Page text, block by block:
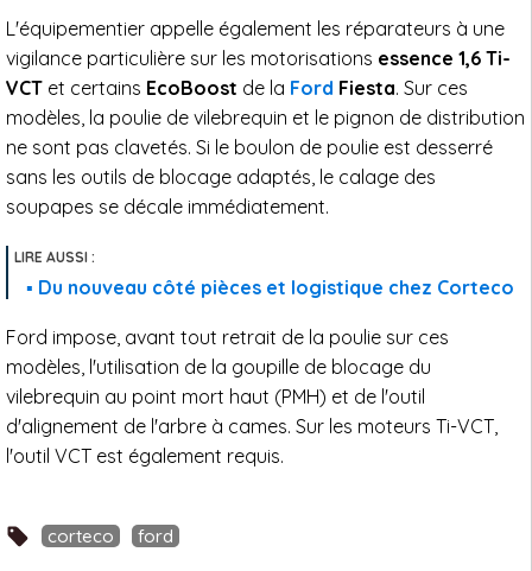
L'équipementier appelle également les réparateurs à une
vigilance particulière sur les motorisations essence 1,6 Ti-
VCT et certains EcoBoost de la Ford Fiesta. Sur ces
modèles, la poulie de vilebrequin et le pignon de distribution
ne sont pas clavetés. Si le boulon de poulie est desserré
sans les outils de blocage adaptés, le calage des
soupapes se décale immédiatement.
Du nouveau côté pièces et logistique chez Corteco
Ford impose, avant tout retrait de la poulie sur ces
modèles, l'utilisation de la goupille de blocage du
vilebrequin au point mort haut (PMH) et de l'outil
d'alignement de l'arbre à cames. Sur les moteurs Ti-VCT,
l'outil VCT est également requis.
corteco ford